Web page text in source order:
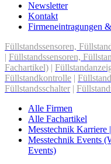
Newsletter
Kontakt
Firmeneintragungen
Füllstandssensoren,
| Füllstandssensoren,
Fachartikel) |
Füllstandkontrolle |
Füllstandsschalter |
Alle Firmen
Alle Fachartikel
Messtechnik Karriere
Messtechnik Events
Events)